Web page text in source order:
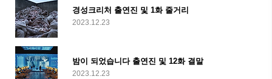
경성크리처 출연진 및 1화 줄거리
2023.12.23
밤이 되었습니다 출연진 및 12화 결말
2023.12.23